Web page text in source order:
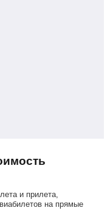
и прилета,
на прямые